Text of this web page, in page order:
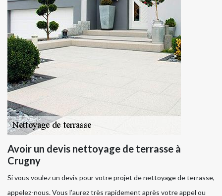
Avoir un devis nettoyage de terrasse à
Crugny
Si vous voulez un devis pour votre projet de nettoyage de terrasse,
appelez-nous. Vous l’aurez très rapidement après votre appel ou